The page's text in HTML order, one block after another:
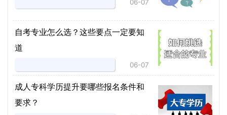
06-07
自考专业怎么选？这些要点一定要知
道
06-07
成人专科学历提升要哪些报名条件和
要求？